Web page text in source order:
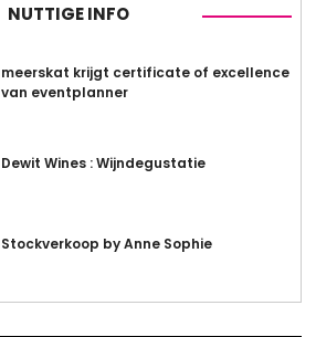
NUTTIGE INFO
meerskat krijgt certificate of excellence
van eventplanner
Dewit Wines : Wijndegustatie
Stockverkoop by Anne Sophie